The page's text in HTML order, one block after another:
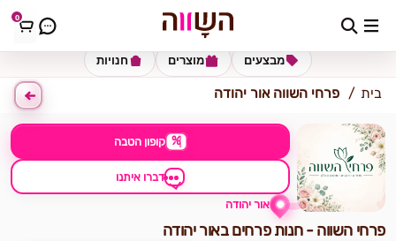
0 כתובת למשלוח הזינו כתובת
חנויות מוצרים מבצעים
בית פרחי השווה אור יהודה
% קופון הטבה
דברו איתנו
אור יהודה
פרחי השווה - חנות פרחים באור יהודה